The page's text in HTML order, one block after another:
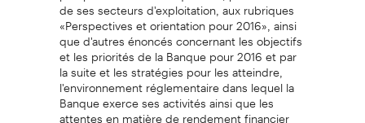
«Perspectives et orientation pour 2016», ainsi
que d'autres énoncés concernant les objectifs
et les priorités de la Banque pour 2016 et par
la suite et les stratégies pour les atteindre,
l'environnement réglementaire dans lequel la
Banque exerce ses activités ainsi que les
attentes en matière de rendement financier